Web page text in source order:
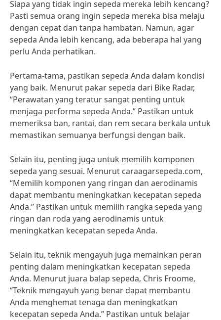
Siapa yang tidak ingin sepeda mereka lebih kencang?
Pasti semua orang ingin sepeda mereka bisa melaju
dengan cepat dan tanpa hambatan. Namun, agar
sepeda Anda lebih kencang, ada beberapa hal yang
perlu Anda perhatikan.
Pertama-tama, pastikan sepeda Anda dalam kondisi
yang baik. Menurut pakar sepeda dari Bike Radar,
“Perawatan yang teratur sangat penting untuk
menjaga performa sepeda Anda.” Pastikan untuk
memeriksa ban, rantai, dan rem secara berkala untuk
memastikan semuanya berfungsi dengan baik.
Selain itu, penting juga untuk memilih komponen
sepeda yang sesuai. Menurut caraagarsepeda.com,
“Memilih komponen yang ringan dan aerodinamis
dapat membantu meningkatkan kecepatan sepeda
Anda.” Pastikan untuk memilih rangka sepeda yang
ringan dan roda yang aerodinamis untuk
meningkatkan kecepatan sepeda Anda.
Selain itu, teknik mengayuh juga memainkan peran
penting dalam meningkatkan kecepatan sepeda
Anda. Menurut juara balap sepeda, Chris Froome,
“Teknik mengayuh yang benar dapat membantu
Anda menghemat tenaga dan meningkatkan
kecepatan sepeda Anda.” Pastikan untuk belajar